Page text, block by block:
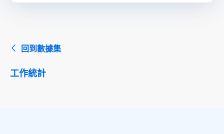
回到數據集
工作統計